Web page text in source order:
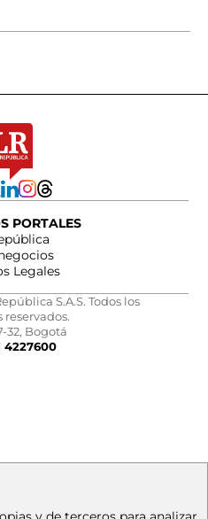
PORTALES
Legales
S.A.S. Todos los
reservados.
32, Bogotá
4227600